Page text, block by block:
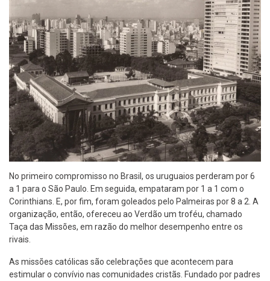
No primeiro compromisso no Brasil, os uruguaios perderam por 6
a 1 para o São Paulo. Em seguida, empataram por 1 a 1 com o
Corinthians. E, por fim, foram goleados pelo Palmeiras por 8 a 2. A
organização, então, ofereceu ao Verdão um troféu, chamado
Taça das Missões, em razão do melhor desempenho entre os
rivais.
As missões católicas são celebrações que acontecem para
estimular o convívio nas comunidades cristãs. Fundado por padres